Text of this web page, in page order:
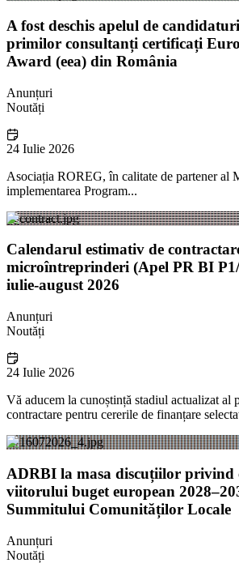
A fost deschis apelul de
primilor consultanți certificați
Award (eea) din România
Anunțuri
Noutăți
24 Iulie 2026
Asociația ROREG, în calitate de partener al
implementarea Program...
Calendarul estimativ de
microîntreprinderi (Apel PR BI
iulie-august 2026
Anunțuri
Noutăți
24 Iulie 2026
Vă aducem la cunoștință stadiul actualizat al
contractare pentru cererile de finanțare
ADRBI la masa discuțiilor privind
viitorului buget european
Summitului Comunităților Locale
Anunțuri
Noutăți